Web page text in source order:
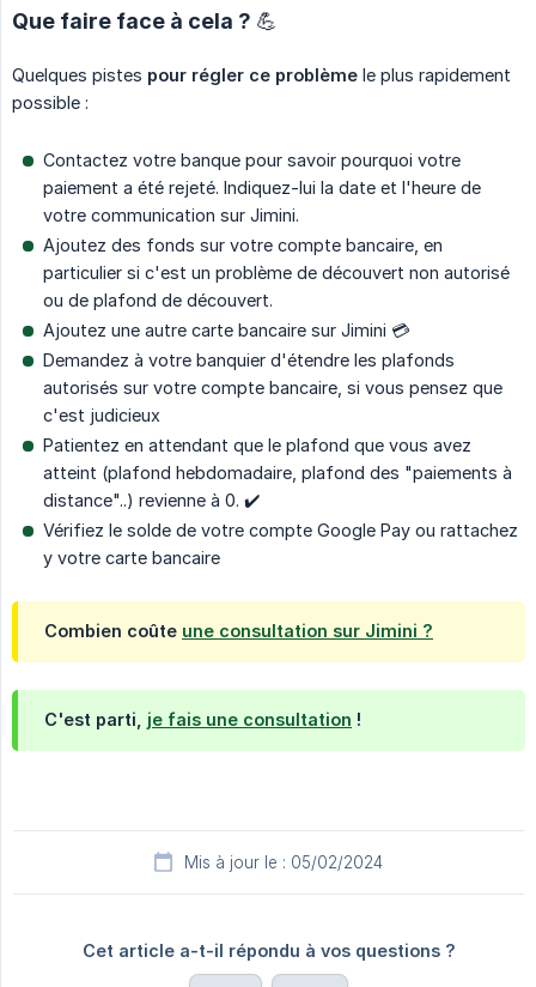
Que faire face à cela ? 💪
Quelques pistes pour régler ce problème le plus rapidement
possible :
Contactez votre banque pour savoir pourquoi votre
paiement a été rejeté. Indiquez-lui la date et l'heure de
votre communication sur Jimini.
Ajoutez des fonds sur votre compte bancaire, en
particulier si c'est un problème de découvert non autorisé
ou de plafond de découvert.
Ajoutez une autre carte bancaire sur Jimini 💳
Demandez à votre banquier d'étendre les plafonds
autorisés sur votre compte bancaire, si vous pensez que
c'est judicieux
Patientez en attendant que le plafond que vous avez
atteint (plafond hebdomadaire, plafond des "paiements à
distance"..) revienne à 0. ✔️
Vérifiez le solde de votre compte Google Pay ou rattachez
y votre carte bancaire
Combien coûte une consultation sur Jimini ?
C'est parti, je fais une consultation !
Mis à jour le : 05/02/2024
Cet article a-t-il répondu à vos questions ?